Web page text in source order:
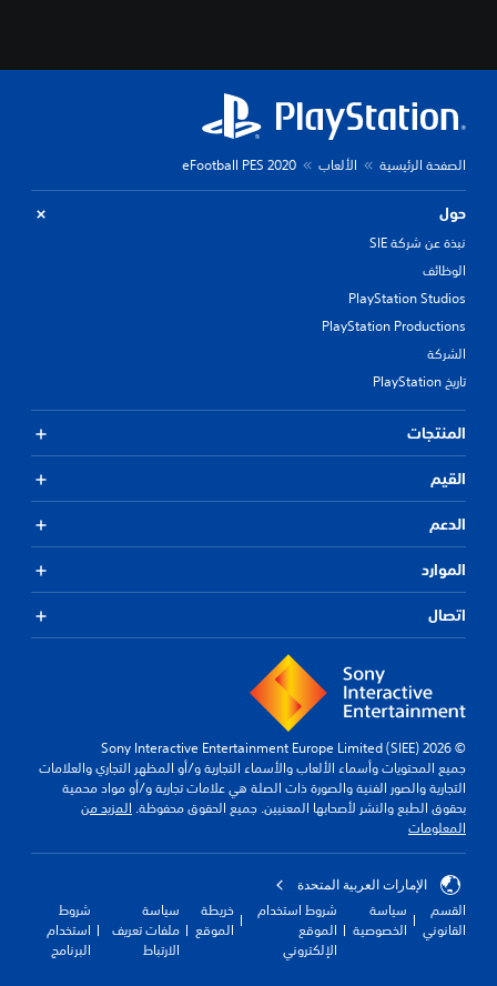
الصفحة الرئيسية الألعاب eFootball PES 2020
حول
نبذة عن شركة SIE
الوظائف
PlayStation Studios
PlayStation Productions
الشركة
تاريخ PlayStation
المنتجات
القيم
الدعم
الموارد
اتصال
© 2026 Sony Interactive Entertainment Europe Limited (SIEE)
جميع المحتويات وأسماء الألعاب والأسماء التجارية و/أو المظهر التجاري والعلامات
التجارية والصور الفنية والصورة ذات الصلة هي علامات تجارية و/أو مواد محمية
بحقوق الطبع والنشر لأصحابها المعنيين. جميع الحقوق محفوظة. المزيد من
المعلومات
الإمارات العربية المتحدة
القسم
القانوني
سياسة
الخصوصية
شروط استخدام
الموقع
الإلكتروني
خريطة
الموقع
سياسة
ملفات تعريف
الارتباط
شروط
استخدام
البرنامج